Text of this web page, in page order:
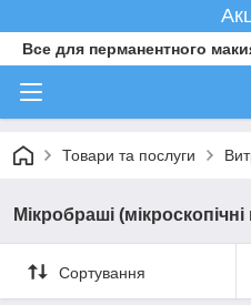
Все для перманентного
Товари та послуги
Мікробраші
Сортування